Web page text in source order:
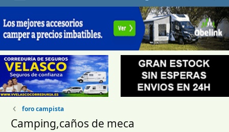
foro campista
Camping,caños de meca